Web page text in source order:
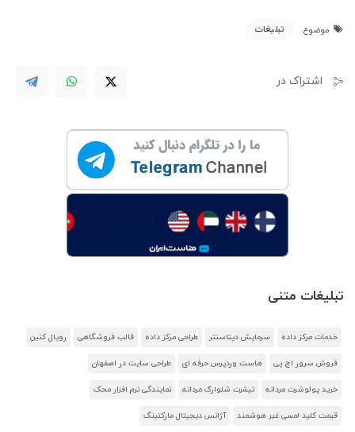
موضوع تبلیغات
اشتراک در
تبلیغات متنی
خدمات مرکز داده سرمایش دیتاسنتر طراحی مرکز داده قالب فروشگاهی رویال کنین
فروش سرور اچ پی هاست وردپرس حرفه ای طراحی سایت در اصفهان
خرید پولوشرت مردانه تیشرت شلوارک مردانه نمایندگی نرم افزار محک
قیمت کلید لمسی غیر هوشمند آژانس دیجیتال مارکتینگ